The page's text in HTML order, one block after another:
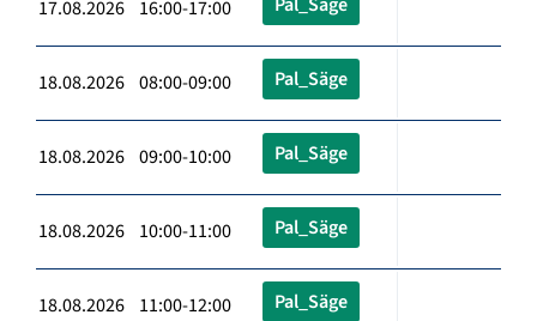
17.08.2026 16:00-17:00
18.08.2026 08:00-09:00 Pal_Säge
18.08.2026 09:00-10:00 Pal_Säge
18.08.2026 10:00-11:00 Pal_Säge
18.08.2026 11:00-12:00 Pal_Säge